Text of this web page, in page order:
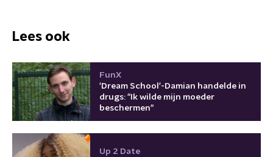
Lees ook
FunX
'Dream School'-Damian handelde in
drugs: "Ik wilde mijn moeder
beschermen"
Up 2 Date